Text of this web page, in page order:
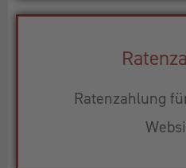
Ratenzahlung